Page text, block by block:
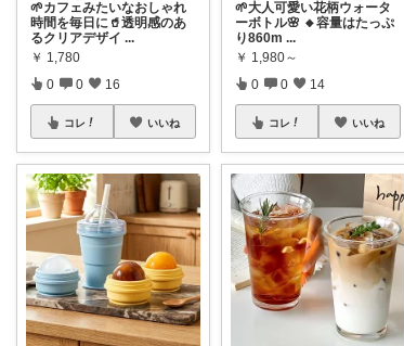
🌱カフェみたいなおしゃれ
時間を毎日に🥤透明感のあ
るクリアデザイ ...
￥ 1,780
0 0 16
コレ いいね
🌱大人可愛い花柄ウォータ
ーボトル🌸 🔸容量はたっぷ
り860m ...
￥ 1,980～
0 0 14
コレ いいね